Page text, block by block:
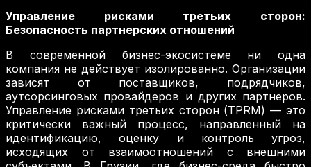
Управление рисками третьих сторон:
Безопасность партнерских отношений
В современной бизнес-экосистеме ни одна
компания не действует изолированно. Организации
зависят от поставщиков, подрядчиков,
аутсорсинговых провайдеров и других партнеров.
Управление рисками третьих сторон (TPRM) — это
критически важный процесс, направленный на
идентификацию, оценку и контроль угроз,
исходящих от взаимоотношений с внешними